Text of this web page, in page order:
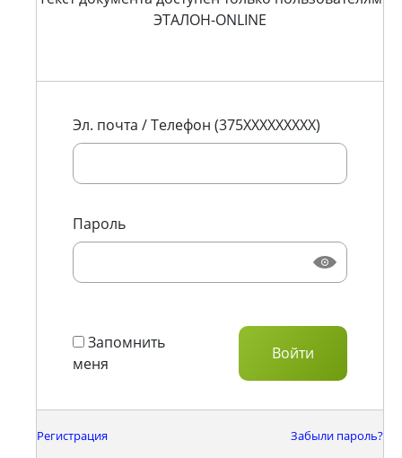
ЭТАЛОН-ONLINE
Эл. почта / Телефон (375XXXXXXXXX)
Пароль
Запомнить
меня
Регистрация Забыли пароль?